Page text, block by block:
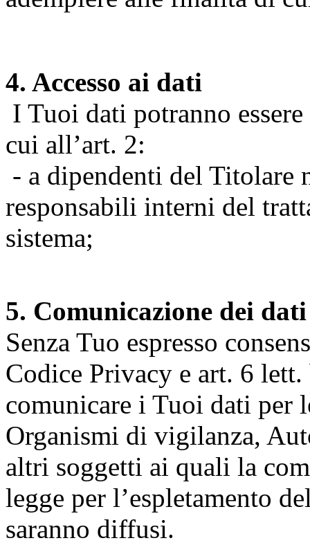
4. Accesso ai dati
I Tuoi dati potranno
cui all’art. 2:
- a dipendenti del Titolare
responsabili interni del
sistema;
5. Comunicazione dei dati
Senza Tuo espresso
Codice Privacy e art. 6
comunicare i Tuoi dati per
Organismi di vigilanza,
altri soggetti ai quali la
legge per l’espletamento
saranno diffusi.